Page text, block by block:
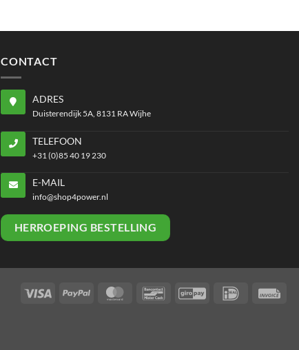
CONTACT
ADRES
Duisterendijk 5A, 8131 RA Wijhe
TELEFOON
+31 (0)85 40 19 230
E-MAIL
info@shop4power.nl
HERROEPING BESTELLING
Visa PayPal MasterCardBancontactGiroPay IDeal